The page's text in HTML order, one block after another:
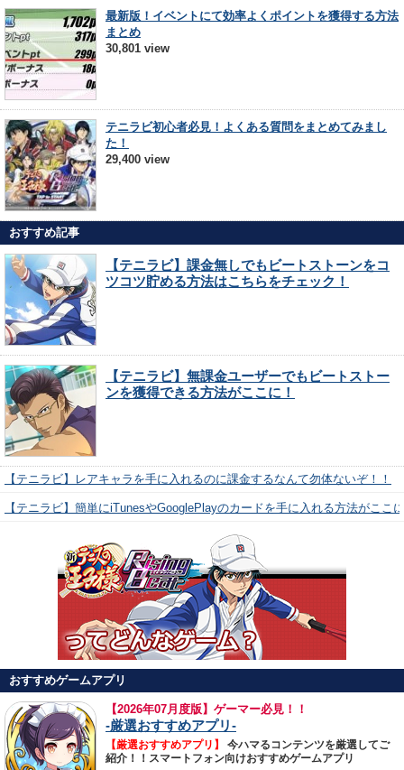
最新版！イベントにて効率よくポイントを獲得する方法
まとめ
30,801 view
テニラビ初心者必見！よくある質問をまとめてみまし
た！
29,400 view
おすすめ記事
【テニラビ】課金無しでもビートストーンをコ
ツコツ貯める方法はこちらをチェック！
【テニラビ】無課金ユーザーでもビートストー
ンを獲得できる方法がここに！
【テニラビ】レアキャラを手に入れるのに課金するなんて勿体ないぞ！！
【テニラビ】簡単にiTunesやGooglePlayのカードを手に入れる方法がここ
おすすめゲームアプリ
【2026年07月度版】ゲーマー必見！！
-厳選おすすめアプリ-
【厳選おすすめアプリ】
今ハマるコンテンツを厳選してご
紹介！！スマートフォン向けおすすめゲームアプリ